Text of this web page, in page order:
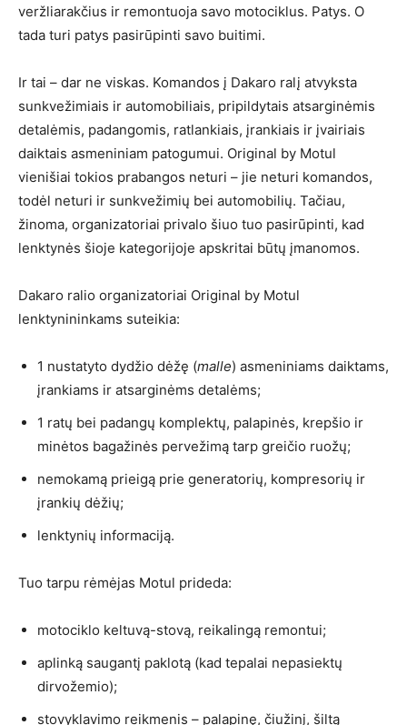
veržliarakčius ir remontuoja savo motociklus. Patys. O
tada turi patys pasirūpinti savo buitimi.
Ir tai – dar ne viskas. Komandos į Dakaro ralį atvyksta
sunkvežimiais ir automobiliais, pripildytais atsarginėmis
detalėmis, padangomis, ratlankiais, įrankiais ir įvairiais
daiktais asmeniniam patogumui. Original by Motul
vienišiai tokios prabangos neturi – jie neturi komandos,
todėl neturi ir sunkvežimių bei automobilių. Tačiau,
žinoma, organizatoriai privalo šiuo tuo pasirūpinti, kad
lenktynės šioje kategorijoje apskritai būtų įmanomos.
Dakaro ralio organizatoriai Original by Motul
lenktynininkams suteikia:
1 nustatyto dydžio dėžę (malle) asmeniniams daiktams,
įrankiams ir atsarginėms detalėms;
1 ratų bei padangų komplektų, palapinės, krepšio ir
minėtos bagažinės pervežimą tarp greičio ruožų;
nemokamą prieigą prie generatorių, kompresorių ir
įrankių dėžių;
lenktynių informaciją.
Tuo tarpu rėmėjas Motul prideda:
motociklo keltuvą-stovą, reikalingą remontui;
aplinką saugantį paklotą (kad tepalai nepasiektų
dirvožemio);
stovyklavimo reikmenis – palapinę, čiužinį, šiltą